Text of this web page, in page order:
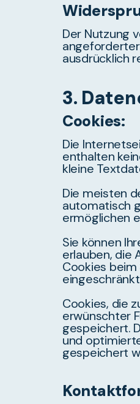
Der Nutzung
ausdrücklich
3.
Cookies:
Die
enthalten
kleine
Die meisten
automatisch
ermöglichen
Sie können
erlauben, die
Cookies
Cookies, die
erwünschter
gespeichert.
und
gespeichert